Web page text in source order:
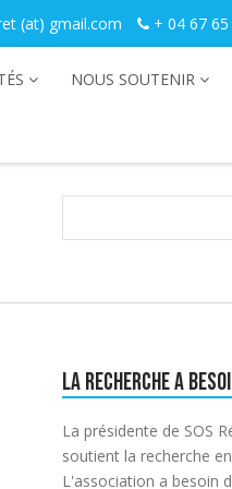
(at) gmail.com + 04 67
NOUS SOUTENIR
La recherche a
La présidente de SOS
soutient la recherche
L'association a besoin